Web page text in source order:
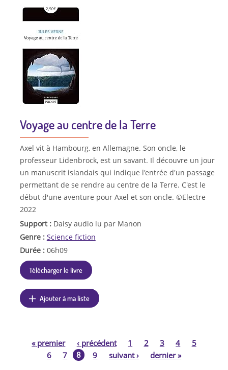
Voyage au centre de la Terre
Axel vit à Hambourg, en Allemagne. Son oncle, le
professeur Lidenbrock, est un savant. Il découvre un jour
un manuscrit islandais qui indique l'entrée d'un passage
permettant de se rendre au centre de la Terre. C'est le
début d'une aventure pour Axel et son oncle. ©Electre
2022
Support : Daisy audio lu par Manon
Genre : Science fiction
Durée : 06h09
Télécharger le livre
Ajouter à ma liste
«premier ‹précédent 1 2 3 4
5
6
7 8 9 suivant› dernier»